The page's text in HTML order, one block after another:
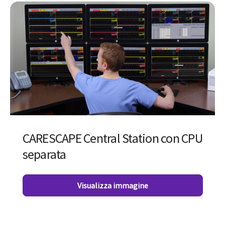
CARESCAPE Central Station con CPU
separata
Visualizza immagine